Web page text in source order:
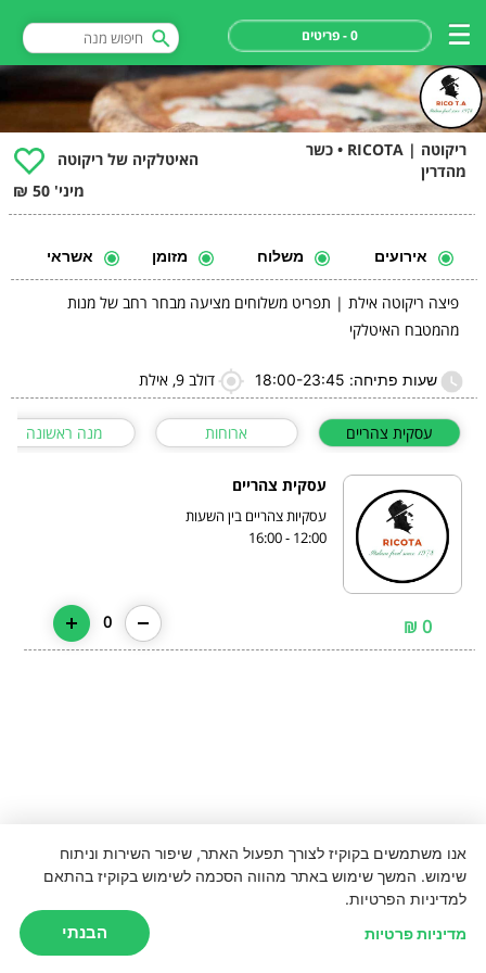
0 - פריטים
האיטלקיה של ריקוטה
ריקוטה | RICOTA • כשר
מהדרין
מיני' 50 ₪
אירועים משלוח מזומן אשראי
פיצה ריקוטה אילת | תפריט משלוחים מציעה מבחר רחב של מנות
מהמטבח האיטלקי
שעות פתיחה: 18:00-23:45 דולב 9, אילת
עסקית צהריים ארוחות מנה ראשונה
עסקית צהריים
עסקיות צהריים בין השעות
12:00 - 16:00
0 ₪
0
אנו משתמשים בקוקיז לצורך תפעול האתר, שיפור השירות וניתוח
שימוש. המשך שימוש באתר מהווה הסכמה לשימוש בקוקיז בהתאם
למדיניות הפרטיות.
מדיניות פרטיות
הבנתי